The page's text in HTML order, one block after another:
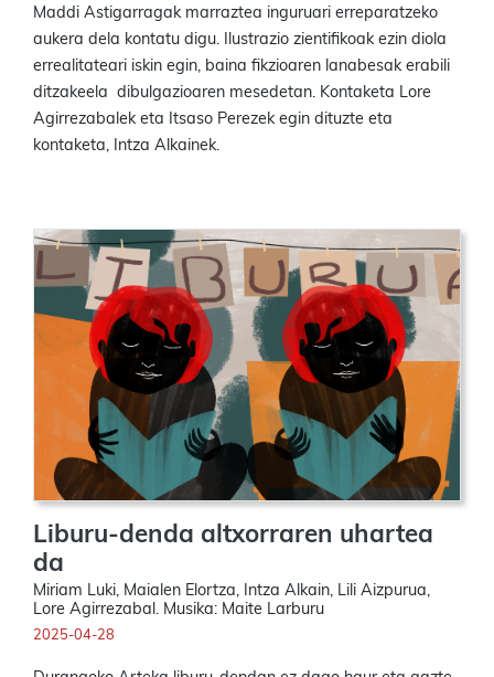
Maddi Astigarragak marraztea inguruari erreparatzeko
aukera dela kontatu digu. Ilustrazio zientifikoak ezin diola
errealitateari iskin egin, baina fikzioaren lanabesak erabili
ditzakeela dibulgazioaren mesedetan. Kontaketa Lore
Agirrezabalek eta Itsaso Perezek egin dituzte eta
kontaketa, Intza Alkainek.
Liburu-denda altxorraren uhartea
da
Miriam Luki, Maialen Elortza, Intza Alkain, Lili Aizpurua,
Lore Agirrezabal. Musika: Maite Larburu
2025-04-28